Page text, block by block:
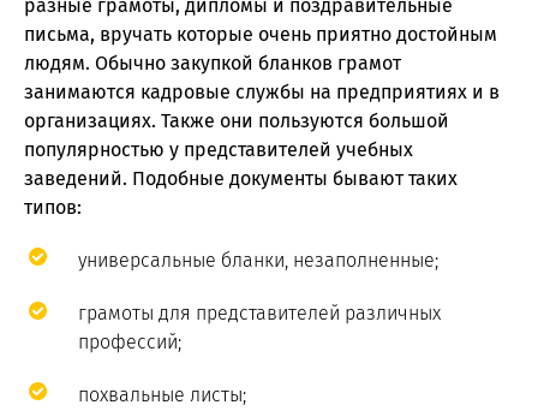
разные грамоты, дипломы и поздравительные
письма, вручать которые очень приятно достойным
людям. Обычно закупкой бланков грамот
занимаются кадровые службы на предприятиях и в
организациях. Также они пользуются большой
популярностью у представителей учебных
заведений. Подобные документы бывают таких
типов:
универсальные бланки, незаполненные;
грамоты для представителей различных
профессий;
похвальные листы;